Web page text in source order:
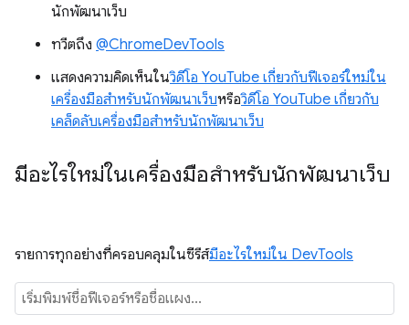
นักพัฒนาเว็บ
ทวีตถึง @ChromeDevTools
แสดงความคิดเห็นในวิดีโอ YouTube เกี่ยวกับฟีเจอร์ใหม่ใน
เครื่องมือสำหรับนักพัฒนาเว็บหรือวิดีโอ YouTube เกี่ยวกับ
เคล็ดลับเครื่องมือสำหรับนักพัฒนาเว็บ
มีอะไรใหม่ในเครื่องมือสำหรับนักพัฒนาเว็บ
รายการทุกอย่างที่ครอบคลุมในซีรีส์มีอะไรใหม่ใน DevTools